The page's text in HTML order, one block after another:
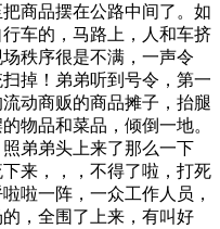
商品摆在公路中间了。如
车的，马路上，人和车挤
秩序很是不满，一声令
掉！弟弟听到号令，第一
动商贩的商品摊子，抬腿
物品和菜品，倾倒一地。
弟弟头上来了那么一下
来，，，不得了啦，打死
啦一阵，一众工作人员，
，全围了上来，有叫好